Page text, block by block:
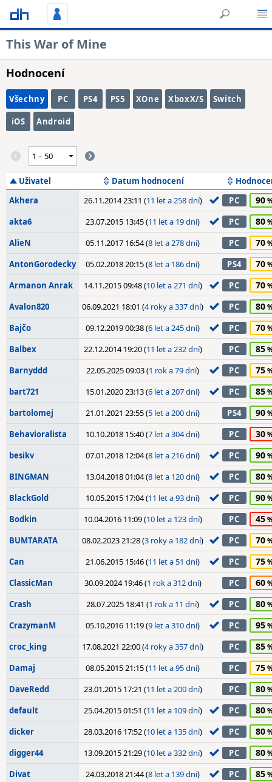
This War of Mine
Hodnocení
Všechny PC PS4 PS5 XOne XboxX/S Switch
iOS Android
Uživatel Datum hodnocení
Akhera
26.11.2014 23:11 (11 let a 258 dní) PC 90
akta6 23.07.2015 13:45 (11 let a 19 dní) PC 80
AlieN 05.11.2017 16:54 (8 let a 278 dní) PC 70
AntonGorodecky 05.02.2018 20:15 (8 let a 186 dní) PS4 70
Armanon Anrak 14.11.2015 09:48 (10 let a 271 dní) PC 70
Avalon820 06.09.2021 18:01 (4 roky a 337 dní) PC 80
Bajčo 09.12.2019 00:38 (6 let a 245 dní) PC 70
Balbex 22.12.2014 19:20 (11 let a 232 dní) PC 85
Barnyddd 22.05.2025 09:03 (1 rok a 79 dní) PC 75
bart721 15.01.2020 23:13 (6 let a 207 dní) PC 85
bartolomej 21.01.2021 23:55 (5 let a 200 dní) PS4 90
Behavioralista 10.10.2018 15:40 (7 let a 304 dní) PC 30
besikv 07.01.2018 12:04 (8 let a 216 dní) PC 90
BINGMAN 13.04.2018 01:04 (8 let a 120 dní) PC 80
BlackGold 10.05.2015 17:04 (11 let a 93 dní) PC 90
Bodkin 10.04.2016 11:09 (10 let a 123 dní) PC 45
BUMTARATA 08.02.2023 21:28 (3 roky a 182 dní) PC 70
Can 21.06.2015 15:46 (11 let a 51 dní) PC 75
ClassicMan 30.09.2024 19:46 (1 rok a 312 dní) PC 60
Crash 28.07.2025 18:41 (1 rok a 11 dní) PC 80
CrazymanM 05.10.2016 11:19 (9 let a 310 dní) PC 95
croc_king 17.08.2021 22:00 (4 roky a 357 dní) PC 85
Damaj 08.05.2015 21:15 (11 let a 95 dní) PC 75
DaveRedd 23.01.2015 17:21 (11 let a 200 dní) PC 80
default 25.04.2015 01:51 (11 let a 109 dní) PC 80
dicker 28.03.2016 17:52 (10 let a 135 dní) PC 80
digger44 13.09.2015 21:29 (10 let a 332 dní) PC 80
Divat 24.03.2018 21:44 (8 let a 139 dní) PC 85